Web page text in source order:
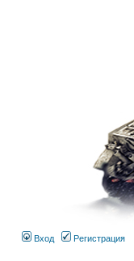
Вход Регистрация